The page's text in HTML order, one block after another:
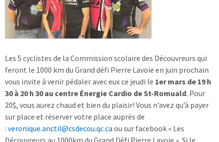
Les 5 cyclistes de la Commission scolaire des Découvreurs qui
feront le 1000 km du Grand défi Pierre Lavoie en juin prochain
vous invite à venir pédaler avec eux ce jeudi le 1er mars de 19 h
30 à 20 h 30 au centre Énergie Cardio de St-Romuald. Pour
20$, vous aurez chaud et bien du plaisir! Vous n’avez qu’à payer
sur place et réserver votre place auprès de
: veronique.anctil@csdecou.qc.ca ou sur facebook « Les
Découvreurs au 1000km du Grand Défi Pierre Lavoie ». Si le